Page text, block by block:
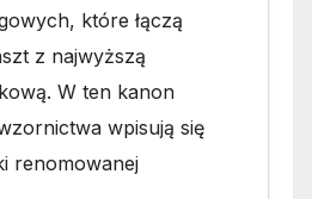
które łączą
z najwyższą
W ten kanon
wpisują się
renomowanej